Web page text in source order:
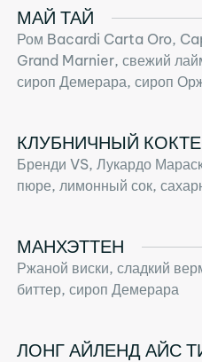
МАЙ ТАЙ
Ром Bacardi Carta Oro,
Grand Marnier, свежий
сироп Демерара, сироп
КЛУБНИЧНЫЙ
Бренди VS, Лукардо
пюре, лимонный сок,
МАНХЭТТЕН
Ржаной виски, сладкий
биттер, сироп Демерара
ЛОНГ АЙЛЕНД АЙС